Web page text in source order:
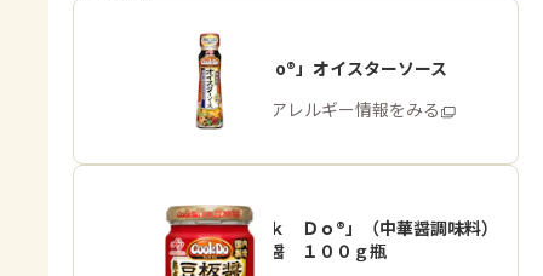
「Cook Do®」オイスターソース
商品・アレルギー情報をみる
「Ｃｏｏｋ Ｄｏ®」（中華醤調味料）
熟成豆板醤 １００ｇ瓶